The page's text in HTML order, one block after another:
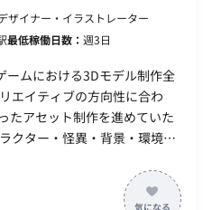
・インタラクティブなプロ
の連携を強化しま す。 ▼開
案します。 ・開発チームと
します。 ▼競合サー
やユーザー体験を自ら確認
化ポイントを明確にします。
ンフラ：AWS,
作成 アプリの仕様、機能要
た仕様ドキュメン トの作成
りながら作成していきます ■
ュメント‧タスク管理：
ン：Slack ■働き方 開
フルリモート可能
ザイナー・イラストレーター
最低稼働日数： 週3日
ームにおける3Dモデル制作全
エイティブの方向性に合わ
たアセット制作を進めていた
トディレクター：1 兼務が多